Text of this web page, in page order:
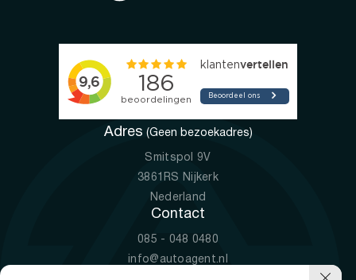
Adres (Geen bezoekadres)
Smitspol 9V
3861RS Nijkerk
Nederland
Contact
085 - 048 0480
info@autoagent.nl